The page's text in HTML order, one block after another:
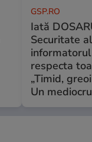
GSP.RO
Iată
Securitate
informatorul
respecta
„Timid,
Un